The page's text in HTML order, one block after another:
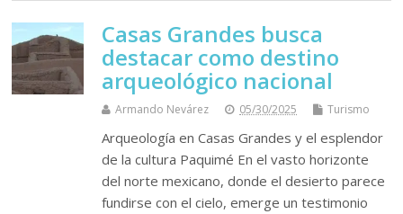
Casas Grandes busca
destacar como destino
arqueológico nacional
Armando Nevárez 05/30/2025 Turismo
Arqueología en Casas Grandes y el esplendor
de la cultura Paquimé En el vasto horizonte
del norte mexicano, donde el desierto parece
fundirse con el cielo, emerge un testimonio